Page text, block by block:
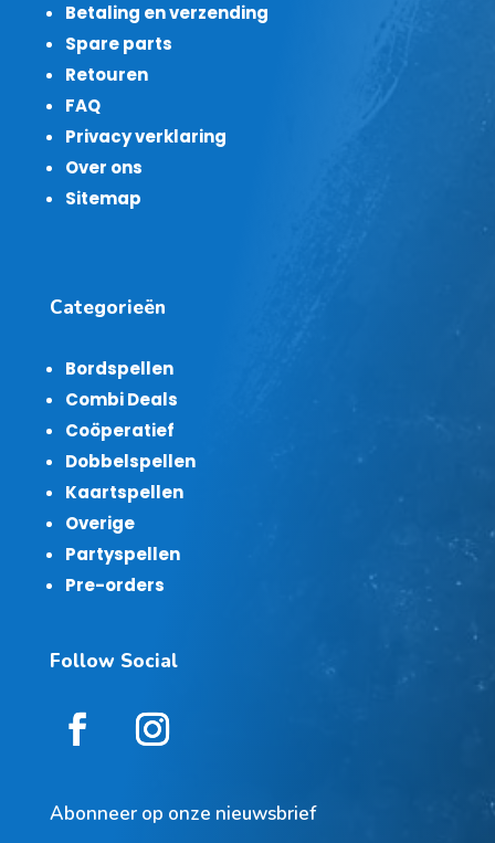
Betaling en verzending
Spare parts
Retouren
FAQ
Privacy verklaring
Over ons
Sitemap
Categorieën
Bordspellen
Combi Deals
Coöperatief
Dobbelspellen
Kaartspellen
Overige
Partyspellen
Pre-orders
Follow Social
Abonneer op onze nieuwsbrief